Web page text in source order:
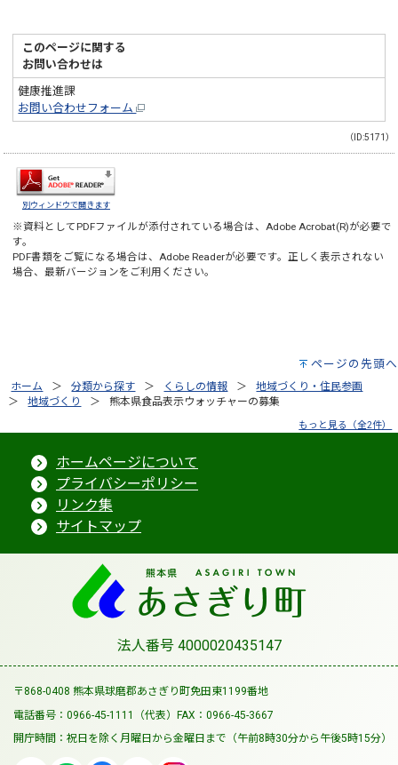
このページに関する
お問い合わせは
健康推進課
お問い合わせフォーム
（ID:5171）
別ウィンドウで開きます
※資料としてPDFファイルが添付されている場合は、Adobe Acrobat(R)が必要で
す。
PDF書類をご覧になる場合は、Adobe Readerが必要です。正しく表示されない
場合、最新バージョンをご利用ください。
ページの先頭へ
ホーム 分類から探す くらしの情報
地域づくり・住民参画
地域づくり
熊本県食品表示ウォッチャーの募集
もっと見る（全2件）
ホームページについて
プライバシーポリシー
リンク集
サイトマップ
法人番号 4000020435147
〒868-0408 熊本県球磨郡あさぎり町免田東1199番地
電話番号：0966-45-1111（代表） FAX：0966-45-3667
開庁時間：祝日を除く月曜日から金曜日まで （午前8時30分から午後5時15分）